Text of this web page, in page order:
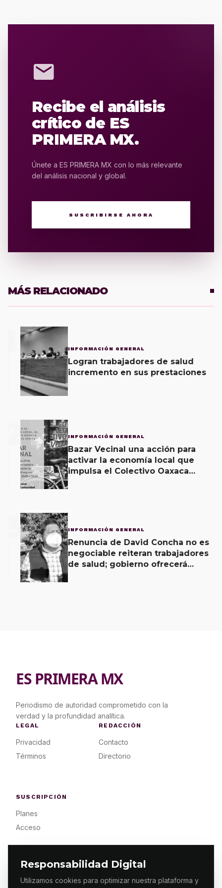
Responsabilidad Digital
Utilizamos cookies para optimizar nuestra plataforma y
mail
Recibe el análisis
crítico de ES
PRIMERA MX.
Únete a ES PRIMERA MX con lo más relevante
del análisis nacional y global.
SUSCRIBIRSE AHORA
MÁS RELACIONADO
INFORMACIÓN GENERAL
Logran trabajadores de salud
incremento en sus prestaciones
2 INFORMACIÓN GENERAL
Bazar Vecinal una acción para
activar la economía local que
impulsa el Colectivo Oaxaca
3 INFORMACIÓN GENERAL
Renuncia de David Concha no es
negociable reiteran trabajadores
de salud; gobierno ofrecerá
ES PRIMERA MX
Periodismo de autoridad comprometido con la
verdad y la profundidad analítica.
LEGAL
Privacidad
Términos
REDACCIÓN
Contacto
Directorio
SUSCRIPCIÓN
Planes
Acceso